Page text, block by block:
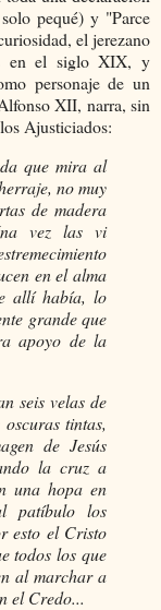
pequé) y "Parce
el jerezano
en el siglo XIX, y
personaje de un
XII, narra, sin
Ajusticiados:
que mira al
no muy
de madera
vez las vi
en el alma
allí había, lo
grande que
apoyo de la
seis velas de
tintas,
de Jesús
la cruz a
una hopa en
patíbulo los
esto el Cristo
todos los que
al marchar a
el Credo...